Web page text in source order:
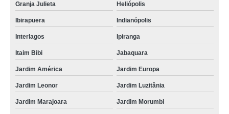
empresa que faz destruição segura de dados Suzano
empresa de destruição de fita magnética Jardim Marajoara
empresa que faz destruição de fita magnética Jardim Marajoara
destruição de dados segura Água Bonita
Granja Julieta Heliópolis
Ibirapuera Indianópolis
Interlagos Ipiranga
Itaim Bibi Jabaquara
Jardim América Jardim Europa
Jardim Leonor Jardim Luzitânia
Jardim Marajoara Jardim Morumbi